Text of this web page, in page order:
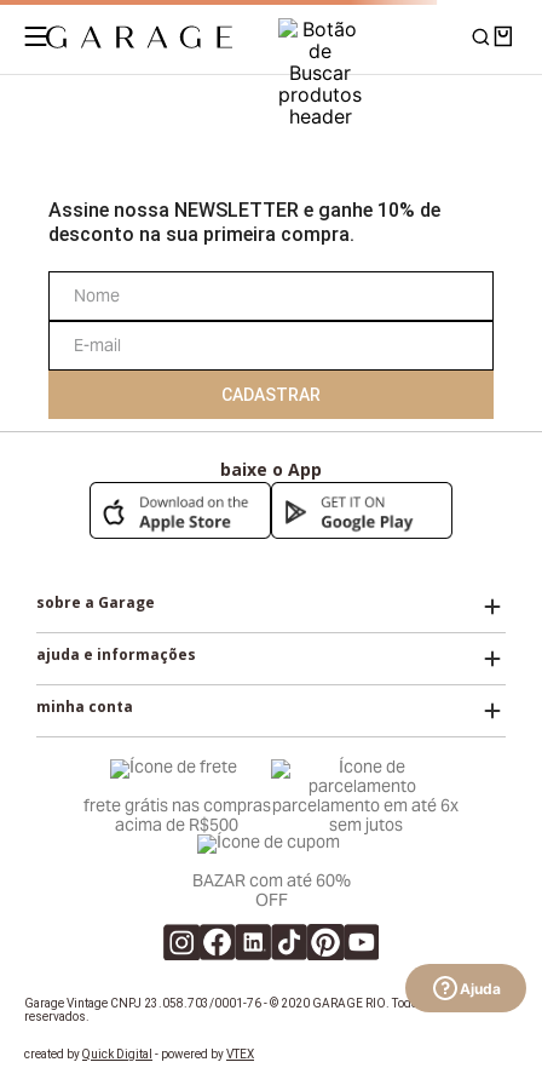
Ajuda
Sua busca não foi encontrada!
Não se preocupe, separamos abaixo novas coleções e produtos para
Voltar para home